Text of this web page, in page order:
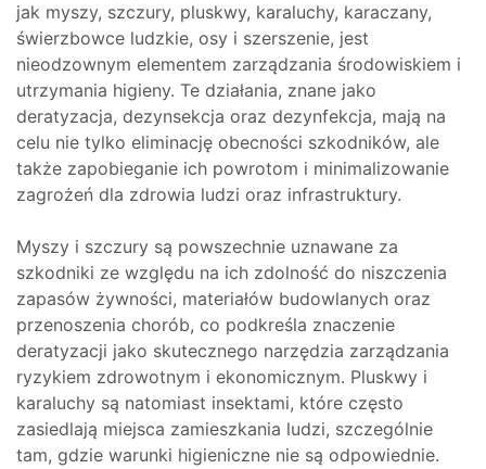
jak myszy, szczury, pluskwy, karaluchy, karaczany,
świerzbowce ludzkie, osy i szerszenie, jest
nieodzownym elementem zarządzania środowiskiem i
utrzymania higieny. Te działania, znane jako
deratyzacja, dezynsekcja oraz dezynfekcja, mają na
celu nie tylko eliminację obecności szkodników, ale
także zapobieganie ich powrotom i minimalizowanie
zagrożeń dla zdrowia ludzi oraz infrastruktury.
Myszy i szczury są powszechnie uznawane za
szkodniki ze względu na ich zdolność do niszczenia
zapasów żywności, materiałów budowlanych oraz
przenoszenia chorób, co podkreśla znaczenie
deratyzacji jako skutecznego narzędzia zarządzania
ryzykiem zdrowotnym i ekonomicznym. Pluskwy i
karaluchy są natomiast insektami, które często
zasiedlają miejsca zamieszkania ludzi, szczególnie
tam, gdzie warunki higieniczne nie są odpowiednie.